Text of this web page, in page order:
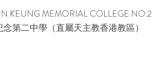
KEUNG MEMORIAL COLLEGE NO.2
第二中學（直屬天主教香港教區）